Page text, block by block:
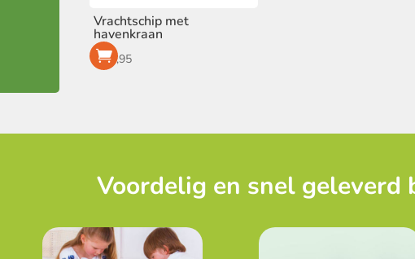
Vrachtschip met
havenkraan
€39,95
Voordelig en snel geleverd